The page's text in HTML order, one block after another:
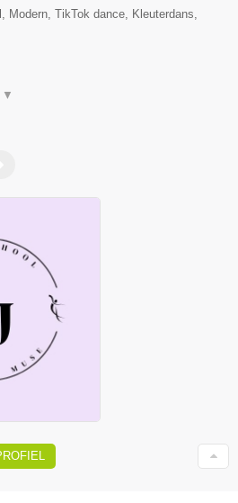
Modern, TikTok dance, Kleuterdans,
▼